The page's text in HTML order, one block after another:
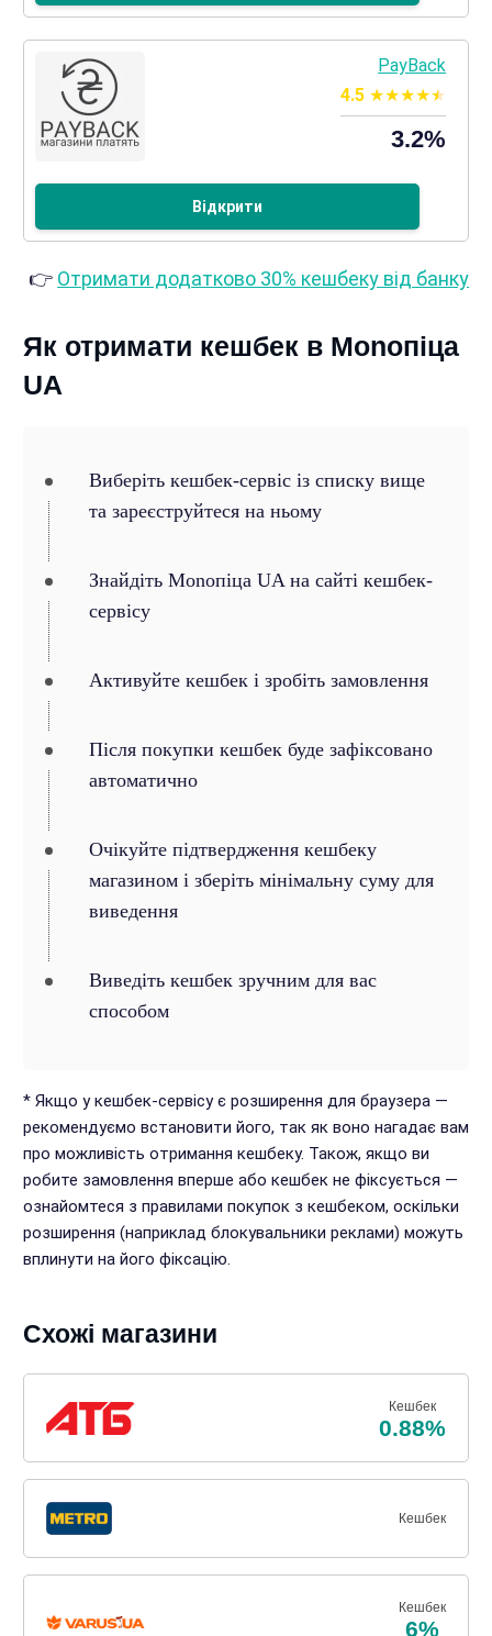
PayBack
4.5
3.2%
Відкрити
👉 Отримати додатково 30% кешбеку від банку
Як отримати кешбек в Monoпіца
UA
Виберіть кешбек-сервіс із списку вище
та зареєструйтеся на ньому
Знайдіть Monoпіца UA на сайті кешбек-
сервісу
Активуйте кешбек і зробіть замовлення
Після покупки кешбек буде зафіксовано
автоматично
Очікуйте підтвердження кешбеку
магазином і зберіть мінімальну суму для
виведення
Виведіть кешбек зручним для вас
способом
* Якщо у кешбек-сервісу є розширення для браузера —
рекомендуємо встановити його, так як воно нагадає вам
про можливість отримання кешбеку. Також, якщо ви
робите замовлення вперше або кешбек не фіксується —
ознайомтеся з правилами покупок з кешбеком, оскільки
розширення (наприклад блокувальники реклами) можуть
вплинути на його фіксацію.
Схожі магазини
Кешбек
0.88%
Кешбек
Кешбек
6%